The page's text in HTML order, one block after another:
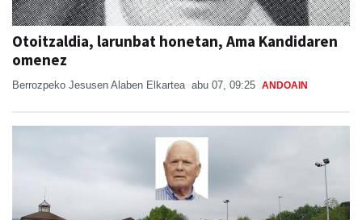
Otoitzaldia, larunbat honetan, Ama Kandidaren
omenez
Berrozpeko Jesusen Alaben Elkartea abu 07, 09:25 ANDOAIN